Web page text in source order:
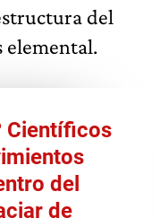
del
elemental.
Científicos
del
de